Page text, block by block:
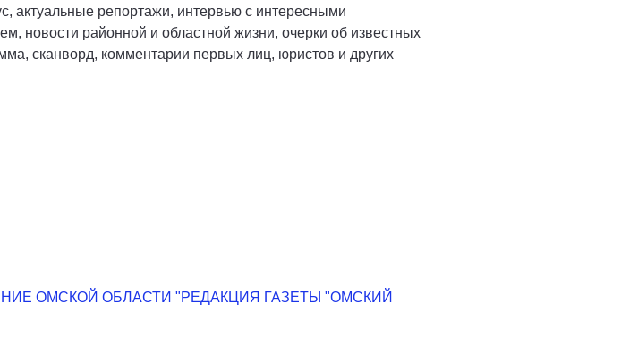
актуальные репортажи, интервью с интересными
новости районной и областной жизни, очерки об известных
сканворд, комментарии первых лиц, юристов и других
ОМСКОЙ ОБЛАСТИ "РЕДАКЦИЯ ГАЗЕТЫ "ОМСКИЙ